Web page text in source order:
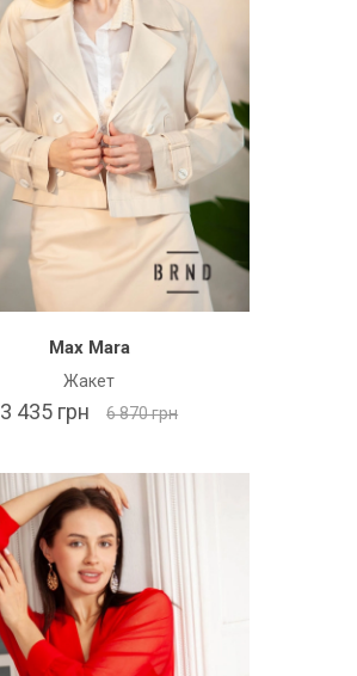
Max Mara
Жакет
3 435 грн 6 870 грн